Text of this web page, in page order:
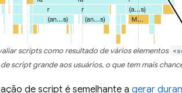
scripts como resultado de vários elementos
script grande aos usuários, o que tem mais
de script é semelhante a gerar